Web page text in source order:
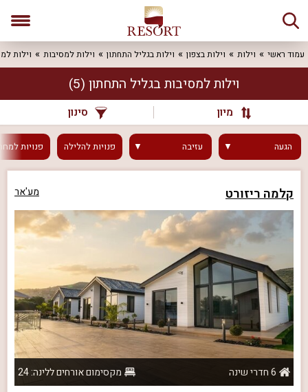
עמוד ראשי וילות וילות בצפון וילות בגליל התחתון וילות למסיבות וילות
וילות למסיבות בגליל התחתון (5)
מיון סינון
הגעה עזיבה פנויותלהלילה פנויות
קלמה ריזורט מע'אר
6 חדרי שינה
מקסימום אורחים ללינה: 24